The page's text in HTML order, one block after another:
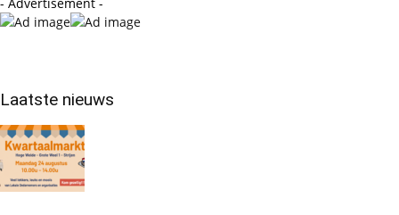
- Advertisement -
Laatste nieuws